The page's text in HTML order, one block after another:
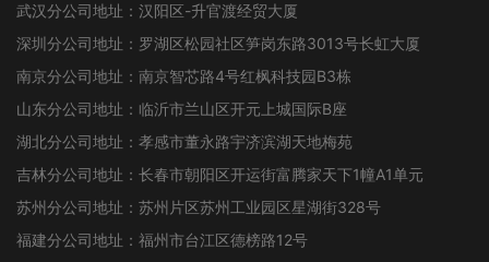
武汉分公司地址：汉阳区-升官渡经贸大厦
深圳分公司地址：罗湖区松园社区笋岗东路3013号长虹大厦
南京分公司地址：南京智芯路4号红枫科技园B3栋
山东分公司地址：临沂市兰山区开元上城国际B座
湖北分公司地址：孝感市董永路宇济滨湖天地梅苑
吉林分公司地址：长春市朝阳区开运街富腾家天下1幢A1单元
苏州分公司地址：苏州片区苏州工业园区星湖街328号
福建分公司地址：福州市台江区德榜路12号